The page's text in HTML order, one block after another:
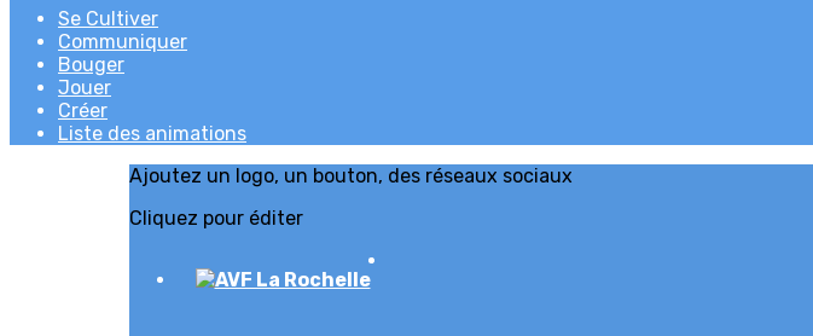
Se Cultiver
Communiquer
Bouger
Jouer
Créer
Liste des animations
Ajoutez un logo, un bouton, des réseaux sociaux
Cliquez pour éditer